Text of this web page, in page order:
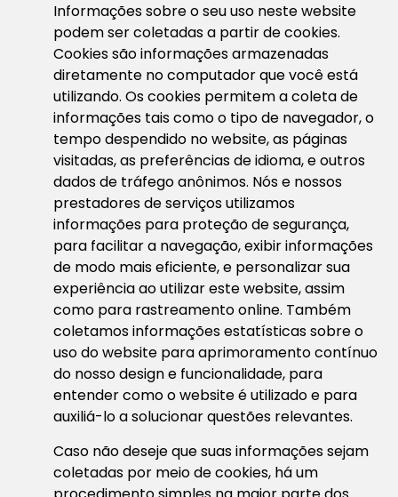
Informações sobre o seu uso neste website
podem ser coletadas a partir de cookies.
Cookies são informações armazenadas
diretamente no computador que você está
utilizando. Os cookies permitem a coleta de
informações tais como o tipo de navegador, o
tempo despendido no website, as páginas
visitadas, as preferências de idioma, e outros
dados de tráfego anônimos. Nós e nossos
prestadores de serviços utilizamos
informações para proteção de segurança,
para facilitar a navegação, exibir informações
de modo mais eficiente, e personalizar sua
experiência ao utilizar este website, assim
como para rastreamento online. Também
coletamos informações estatísticas sobre o
uso do website para aprimoramento contínuo
do nosso design e funcionalidade, para
entender como o website é utilizado e para
auxiliá-lo a solucionar questões relevantes.
Caso não deseje que suas informações sejam
coletadas por meio de cookies, há um